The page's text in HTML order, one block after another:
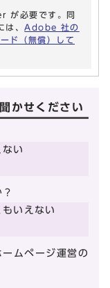
が必要です。同
は、 Adobe 社の
ド（無償）して
かせください
い
いえない
ムページ運営の